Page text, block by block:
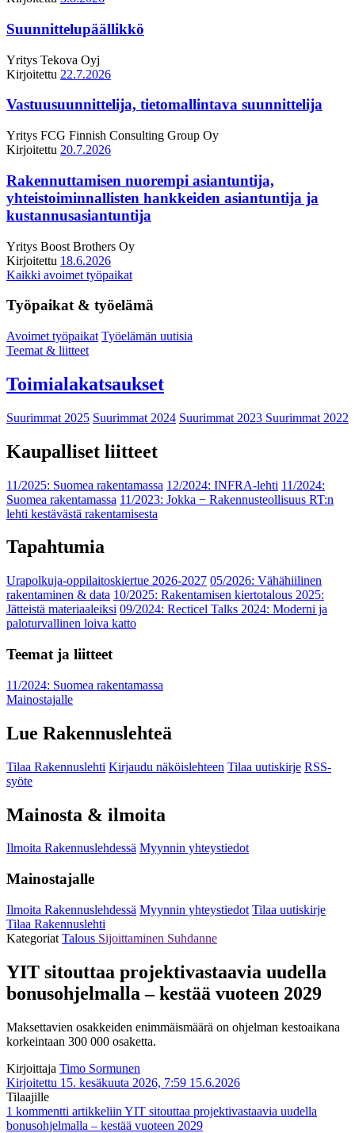
Suunnittelupäällikkö
Yritys Tekova Oyj
Kirjoitettu 22.7.2026
Vastuusuunnittelija, tietomallintava suunnittelija
Yritys FCG Finnish Consulting Group Oy
Kirjoitettu 20.7.2026
Rakennuttamisen nuorempi asiantuntija,
yhteistoiminnallisten hankkeiden asiantuntija ja
kustannusasiantuntija
Yritys Boost Brothers Oy
Kirjoitettu 18.6.2026
Kaikki avoimet työpaikat
Työpaikat & työelämä
Avoimet työpaikat Työelämän uutisia
Teemat & liitteet
Toimialakatsaukset
Suurimmat 2025 Suurimmat 2024 Suurimmat 2023 Suurimmat 2022
Kaupalliset liitteet
11/2025: Suomea rakentamassa 12/2024: INFRA-lehti 11/2024:
Suomea rakentamassa 11/2023: Jokka − Rakennusteollisuus RT:n
lehti kestävästä rakentamisesta
Tapahtumia
Urapolkuja-oppilaitoskiertue 2026-2027 05/2026: Vähähiilinen
rakentaminen & data 10/2025: Rakentamisen kiertotalous 2025:
Jätteistä materiaaleiksi 09/2024: Recticel Talks 2024: Moderni ja
paloturvallinen loiva katto
Teemat ja liitteet
11/2024: Suomea rakentamassa
Mainostajalle
Lue Rakennuslehteä
Tilaa Rakennuslehti Kirjaudu näköislehteen Tilaa uutiskirje RSS-
syöte
Mainosta & ilmoita
Ilmoita Rakennuslehdessä Myynnin yhteystiedot
Mainostajalle
Ilmoita Rakennuslehdessä Myynnin yhteystiedot Tilaa uutiskirje
Tilaa Rakennuslehti
Kategoriat Talous Sijoittaminen Suhdanne
YIT sitouttaa projektivastaavia uudella
bonusohjelmalla – kestää vuoteen 2029
Maksettavien osakkeiden enimmäismäärä on ohjelman kestoaikana
korkeintaan 300 000 osaketta.
Kirjoittaja Timo Sormunen
Kirjoitettu 15. kesäkuuta 2026, 7:59 15.6.2026
Tilaajille
1 kommentti artikkeliin YIT sitouttaa projektivastaavia uudella
bonusohjelmalla – kestää vuoteen 2029